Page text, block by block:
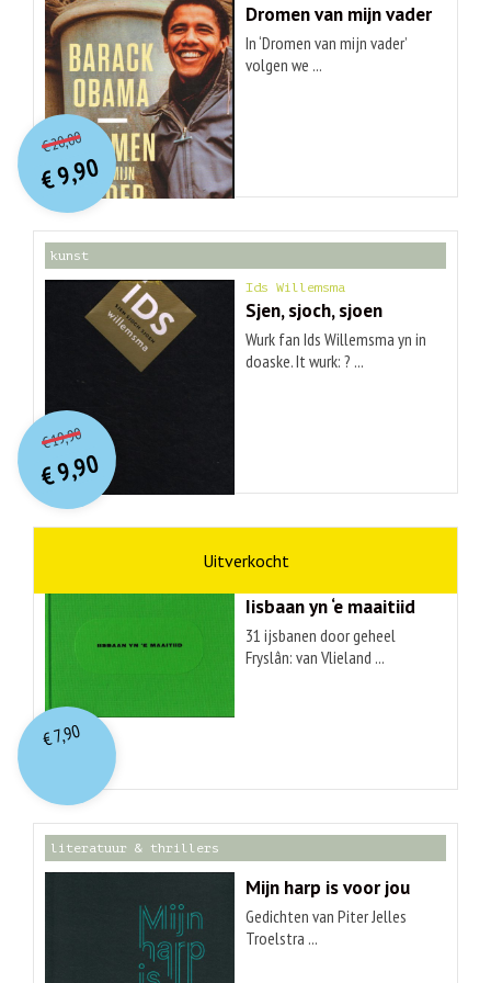
Dromen van mijn vader
In ‘Dromen van mijn vader’
volgen we ...
€20,00O
orspr
onkelijke
prijs
was:
€ 20,00.
€9,90
Huidige
prijs
is:
€ 9,90.
kunst
Ids Willemsma
Sjen, sjoch, sjoen
Wurk fan Ids Willemsma yn in
doaske. It wurk: ? ...
€19,90O
orspr
onkelijke
prijs
was:
€ 19,90.
€9,90
Huidige
prijs
is:
€ 9,90.
Iisbaan yn ‘e maaitiid
31 ijsbanen door geheel
Fryslân: van Vlieland ...
€7,90
literatuur & thrillers
Mijn harp is voor jou
Gedichten van Piter Jelles
Troelstra ...